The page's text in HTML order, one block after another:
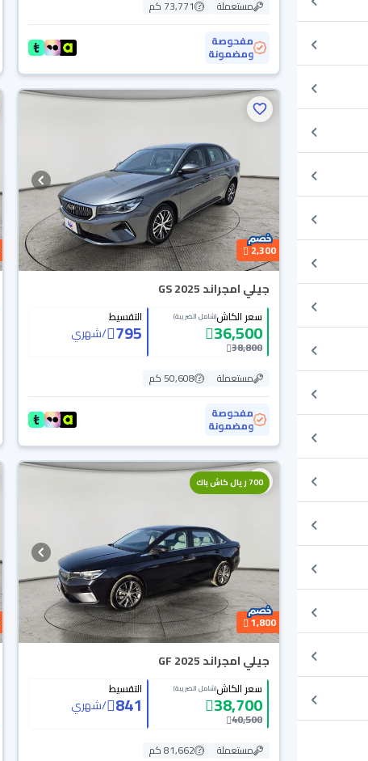
مستعملة
73,771 كم
مفحوصة
ومضمونة
2,300
جيلي امجراند GS 2025
سعر الكاش(شامل الضريبة)
36,500
38,800
التقسيط
795
/شهري
مستعملة
50,608 كم
مفحوصة
ومضمونة
700 ريال كاش باك
1,800
جيلي امجراند GF 2025
سعر الكاش(شامل الضريبة)
38,700
40,500
التقسيط
841
/شهري
مستعملة
81,662 كم